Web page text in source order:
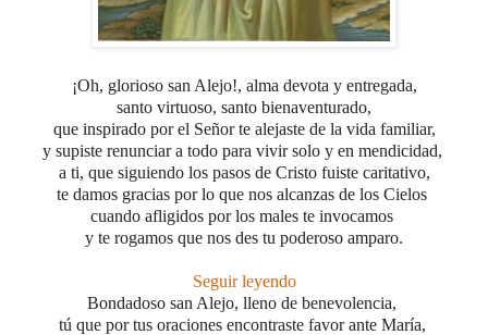
¡Oh, glorioso san Alejo!, alma devota y entregada,
santo virtuoso, santo bienaventurado,
que inspirado por el Señorte alejaste de la vida familiar,
y supiste renunciar a todo para vivir solo y en mendicidad,
a ti, que siguiendo los pasos de Cristo fuiste caritativo,
te damos gracias por lo que nos alcanzas de los Cielos
cuando afligidos por los males te invocamos
y te rogamos que nos des tu poderoso amparo.
Seguir leyendo
Bondadoso san Alejo, lleno de benevolencia,
tú que por tus oraciones encontraste favor ante María,